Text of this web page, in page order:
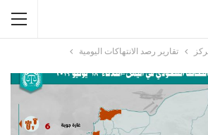
تقارير رصد الانتهاكات اليومية